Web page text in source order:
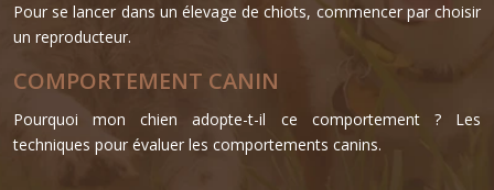
Pour se lancer dans un élevage de chiots, commencer par choisir
un reproducteur.
COMPORTEMENT CANIN
Pourquoi mon chien adopte-t-il ce comportement ? Les
techniques pour évaluer les comportements canins.